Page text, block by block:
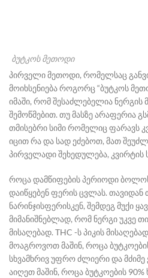
ბუტკოს მეთოდი
პირველი მეთოდი, რომელსაც
მოიხსენიება როგორც “ბუტკოს
იმაში, რომ შესაძლებელია ნერგის
შემოწმებით.თუ მასზე არაფერია
თმისებრი სიმი რომელიც ფარავს
იცით რა და სად ეძებოთ, მათ
პირველადი შეხედულება, კვირტის
როცა დამწიფების პერიოდი
დაიწყებენ ფერის ცვლას.
ნარინჯისფერისკენ, შემდეგ მუქი
მიმანიშნებლად, რომ ნერგი უკვე
მისაღებად.THC -ს პიკის
მოაგროვოთ მაშინ, როცა
სხვამხრივ უფრო ძლიერი და
აიღეთ მაშინ, როცა ბუტკოების 90%